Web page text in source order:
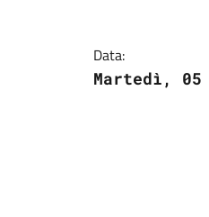
Data:
Martedì, 05